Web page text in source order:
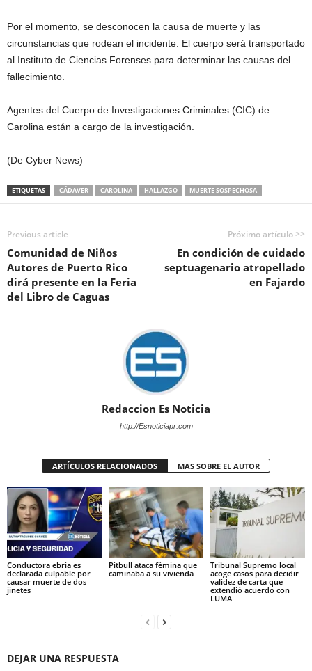
Por el momento, se desconocen la causa de muerte y las
circunstancias que rodean el incidente. El cuerpo será transportado
al Instituto de Ciencias Forenses para determinar las causas del
fallecimiento.
Agentes del Cuerpo de Investigaciones Criminales (CIC) de
Carolina están a cargo de la investigación.
(De Cyber News)
ETIQUETAS CÁDAVER CAROLINA HALLAZGO MUERTE SOSPECHOSA
Previous article
Comunidad de Niños
Autores de Puerto Rico
dirá presente en la Feria
del Libro de Caguas
Próximo artículo >>
En condición de cuidado
septuagenario atropellado
en Fajardo
Redaccion Es Noticia
http://Esnoticiapr.com
ARTÍCULOS RELACIONADOS MAS SOBRE EL AUTOR
Conductora ebria es
declarada culpable por
causar muerte de dos
jinetes
Pitbull ataca fémina que
caminaba a su vivienda
Tribunal Supremo local
acoge casos para decidir
validez de carta que
extendió acuerdo con
LUMA
DEJAR UNA RESPUESTA